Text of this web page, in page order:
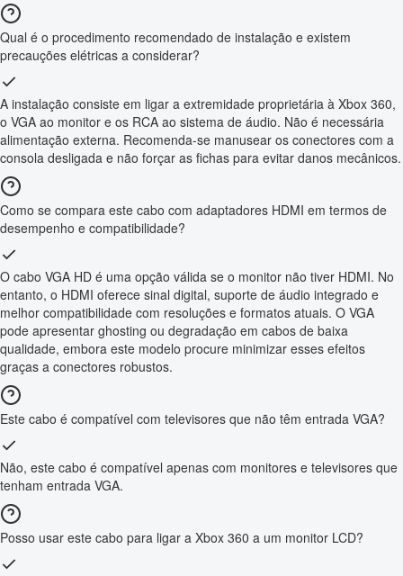
Qual é o procedimento recomendado de instalação e existem
precauções elétricas a considerar?
A instalação consiste em ligar a extremidade proprietária à Xbox 360,
o VGA ao monitor e os RCA ao sistema de áudio. Não é necessária
alimentação externa. Recomenda-se manusear os conectores com a
consola desligada e não forçar as fichas para evitar danos mecânicos.
Como se compara este cabo com adaptadores HDMI em termos de
desempenho e compatibilidade?
O cabo VGA HD é uma opção válida se o monitor não tiver HDMI. No
entanto, o HDMI oferece sinal digital, suporte de áudio integrado e
melhor compatibilidade com resoluções e formatos atuais. O VGA
pode apresentar ghosting ou degradação em cabos de baixa
qualidade, embora este modelo procure minimizar esses efeitos
graças a conectores robustos.
Este cabo é compatível com televisores que não têm entrada VGA?
Não, este cabo é compatível apenas com monitores e televisores que
tenham entrada VGA.
Posso usar este cabo para ligar a Xbox 360 a um monitor LCD?